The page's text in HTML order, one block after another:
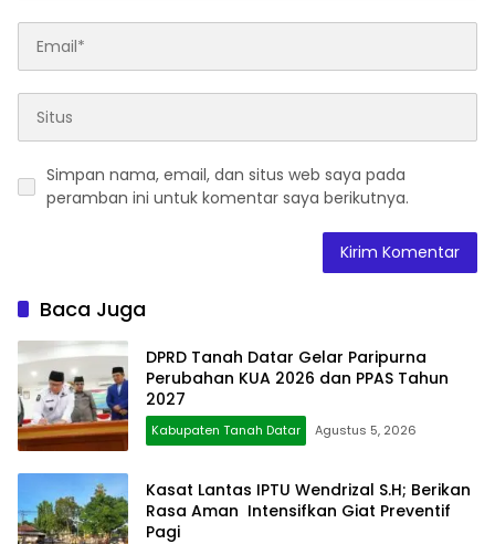
Simpan nama, email, dan situs web saya pada
peramban ini untuk komentar saya berikutnya.
Baca Juga
DPRD Tanah Datar Gelar Paripurna
Perubahan KUA 2026 dan PPAS Tahun
2027
Kabupaten Tanah Datar Agustus 5, 2026
Kasat Lantas IPTU Wendrizal S.H; Berikan
Rasa Aman Intensifkan Giat Preventif
Pagi